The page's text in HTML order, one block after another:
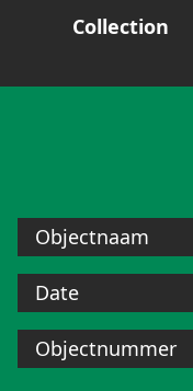
Collection
Objectnaam
Date
Objectnummer